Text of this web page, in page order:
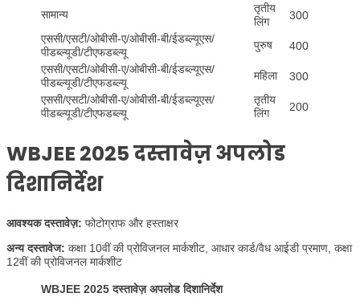
सामान्य
तृतीय
लिंग
300
एससी/एसटी/ओबीसी-ए/ओबीसी-बी/ईडब्ल्यूएस/
पीडब्ल्यूडी/टीएफडब्ल्यू
पुरुष
400
एससी/एसटी/ओबीसी-ए/ओबीसी-बी/ईडब्ल्यूएस/
पीडब्ल्यूडी/टीएफडब्ल्यू
महिला
300
एससी/एसटी/ओबीसी-ए/ओबीसी-बी/ईडब्ल्यूएस/
पीडब्ल्यूडी/टीएफडब्ल्यू
तृतीय
लिंग
200
WBJEE 2025 दस्तावेज़ अपलोड
दिशानिर्देश
आवश्यक दस्तावेज़: फोटोग्राफ और हस्ताक्षर
अन्य दस्तावेज: कक्षा 10वीं की प्रोविजनल मार्कशीट, आधार कार्ड/वैध आईडी प्रमाण, कक्षा
12वीं की प्रोविजनल मार्कशीट
WBJEE 2025 दस्तावेज़ अपलोड दिशानिर्देश